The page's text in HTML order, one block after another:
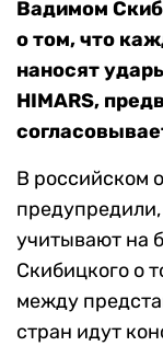
Вадимом
о том, что
наносят
HIMARS,
В российском
учитывают на
Скибицкого о
между
стран идут